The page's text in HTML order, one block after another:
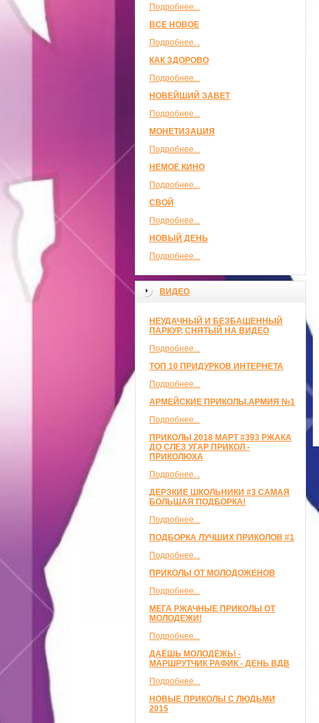
Подробнее...
ВСЕ НОВОЕ
Подробнее...
КАК ЗДОРОВО
Подробнее...
НОВЕЙШИЙ ЗАВЕТ
Подробнее...
МОНЕТИЗАЦИЯ
Подробнее...
НЕМОЕ КИНО
Подробнее...
СВОЙ
Подробнее...
НОВЫЙ ДЕНЬ
Подробнее...
ВИДЕО
НЕУДАЧНЫЙ И БЕЗБАШЕННЫЙ
ПАРКУР, СНЯТЫЙ НА ВИДЕО
Подробнее...
ТОП 10 ПРИДУРКОВ ИНТЕРНЕТА
Подробнее...
АРМЕЙСКИЕ ПРИКОЛЫ.АРМИЯ №1
Подробнее...
ПРИКОЛЫ 2018 МАРТ #393 РЖАКА
ДО СЛЕЗ УГАР ПРИКОЛ -
ПРИКОЛЮХА
Подробнее...
ДЕРЗКИЕ ШКОЛЬНИКИ #3 САМАЯ
БОЛЬШАЯ ПОДБОРКА!
Подробнее...
ПОДБОРКА ЛУЧШИХ ПРИКОЛОВ #1
Подробнее...
ПРИКОЛЫ ОТ МОЛОДОЖЕНОВ
Подробнее...
МЕГА РЖАЧНЫЕ ПРИКОЛЫ ОТ
МОЛОДЕЖИ!
Подробнее...
ДАЁШЬ МОЛОДЁЖЬ! -
МАРШРУТЧИК РАФИК - ДЕНЬ ВДВ
Подробнее...
НОВЫЕ ПРИКОЛЫ С ЛЮДЬМИ
2015